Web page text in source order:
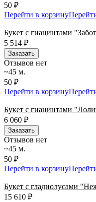
50 ₽
Перейти в корзину
Букет с гиацинтами
5 514 ₽
Заказать
Отзывов нет
~45 м.
50 ₽
Перейти в корзину
Букет с гиацинтами
6 060 ₽
Заказать
Отзывов нет
~45 м.
50 ₽
Перейти в корзину
Букет с гладиолусами
15 610 ₽